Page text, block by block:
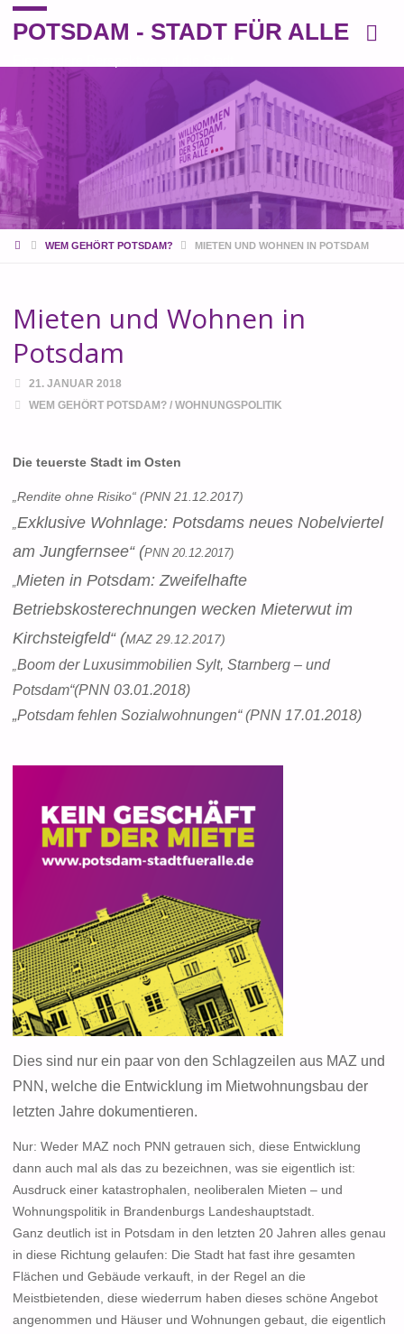
POTSDAM - STADT FÜR ALLE
STARTWEM GEHÖRT POTSDAM? MIETEN UND WOHNEN IN POTSDAM
Mieten und Wohnen in
Potsdam
21. JANUAR 2018
WEM GEHÖRT POTSDAM? /WOHNUNGSPOLITIK
Die teuerste Stadt im Osten
„Rendite ohne Risiko“ (PNN 21.12.2017)
Exklusive Wohnlage:Potsdams neues Nobelviertel
am Jungfernsee“ (PNN 20.12.2017)
Mieten in Potsdam: Zweifelhafte
Betriebskosterechnungen wecken Mieterwut im
Kirchsteigfeld“ (MAZ 29.12.2017)
Boom der Luxusimmobilien Sylt, Starnberg – und
Potsdam“(PNN 03.01.2018)
„Potsdam fehlen Sozialwohnungen“ (PNN 17.01.2018)
Dies sind nur ein paar von den Schlagzeilen aus MAZ und
PNN, welche die Entwicklung im Mietwohnungsbau der
letzten Jahre dokumentieren.
Nur: Weder MAZ noch PNN getrauen sich, diese Entwicklung
dann auch mal als das zu bezeichnen, was sie eigentlich ist:
Ausdruck einer katastrophalen, neoliberalen Mieten – und
Wohnungspolitik in Brandenburgs Landeshauptstadt.
Ganz deutlich ist in Potsdam in den letzten 20 Jahren alles genau
in diese Richtung gelaufen: Die Stadt hat fast ihre gesamten
Flächen und Gebäude verkauft, in der Regel an die
Meistbietenden, diese wiederrum haben dieses schöne Angebot
angenommen und Häuser und Wohnungen gebaut, die eigentlich